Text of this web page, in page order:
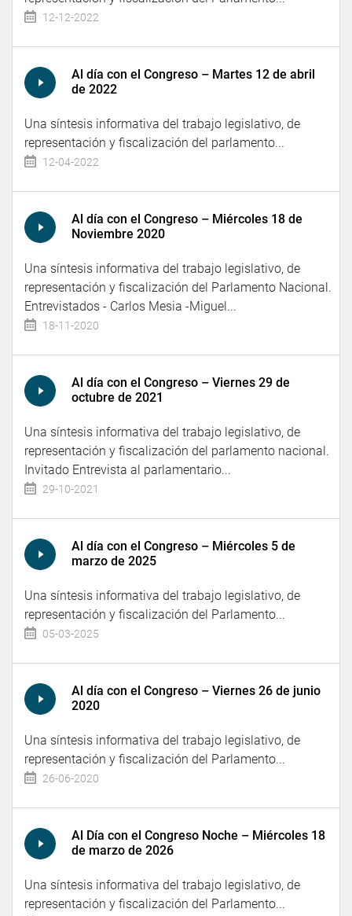
12-12-2022
Al día con el Congreso – Martes 12 de abril
de 2022
Una síntesis informativa del trabajo legislativo, de
representación y fiscalización del parlamento...
12-04-2022
Al día con el Congreso – Miércoles 18 de
Noviembre 2020
Una síntesis informativa del trabajo legislativo, de
representación y fiscalización del Parlamento Nacional.
Entrevistados - Carlos Mesia -Miguel...
18-11-2020
Al día con el Congreso – Viernes 29 de
octubre de 2021
Una síntesis informativa del trabajo legislativo, de
representación y fiscalización del parlamento nacional.
Invitado Entrevista al parlamentario...
29-10-2021
Al día con el Congreso – Miércoles 5 de
marzo de 2025
Una síntesis informativa del trabajo legislativo, de
representación y fiscalización del Parlamento...
05-03-2025
Al día con el Congreso – Viernes 26 de junio
2020
Una síntesis informativa del trabajo legislativo, de
representación y fiscalización del Parlamento...
26-06-2020
Al Día con el Congreso Noche – Miércoles 18
de marzo de 2026
Una síntesis informativa del trabajo legislativo, de
representación y fiscalización del Parlamento...